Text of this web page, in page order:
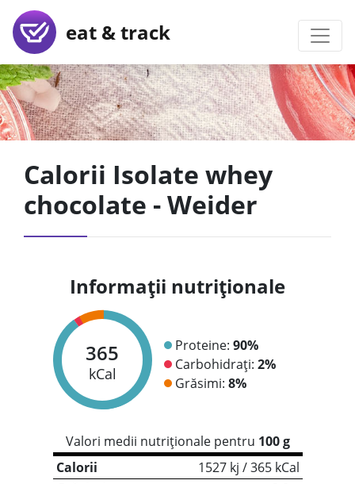
eat & track
Calorii Isolate whey
chocolate - Weider
Informații nutriționale
365
kCal
Proteine: 90%
Carbohidrați: 2%
Grăsimi: 8%
Valori medii nutriționale pentru 100 g
Calorii
1527 kj / 365 kCal